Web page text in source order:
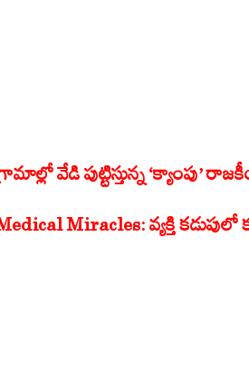
వేడి పుట్టిస్తున్న ‘క్యాంపు’
Miracles: వ్యక్తి